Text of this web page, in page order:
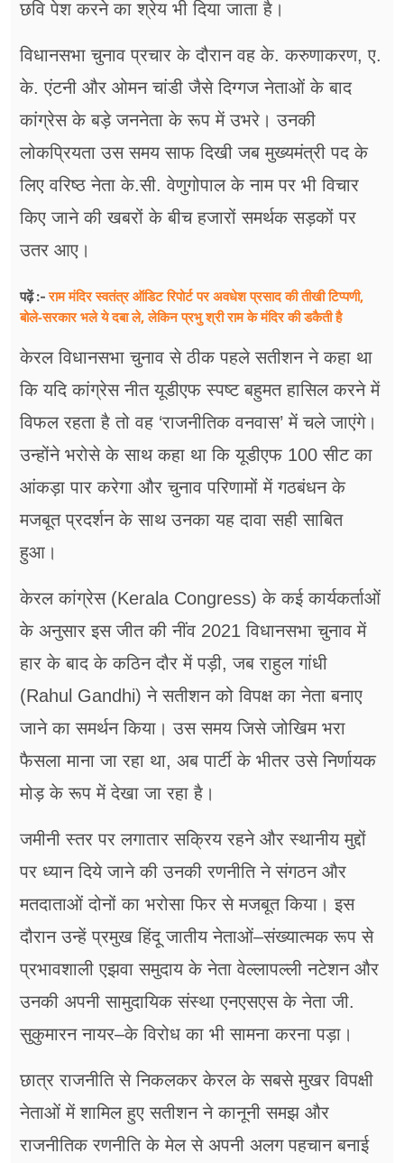
छवि पेश करने का श्रेय भी दिया जाता है।
विधानसभा चुनाव प्रचार के दौरान वह के. करुणाकरण, ए.
के. एंटनी और ओमन चांडी जैसे दिग्गज नेताओं के बाद
कांग्रेस के बड़े जननेता के रूप में उभरे। उनकी
लोकप्रियता उस समय साफ दिखी जब मुख्यमंत्री पद के
लिए वरिष्ठ नेता के.सी. वेणुगोपाल के नाम पर भी विचार
किए जाने की खबरों के बीच हजारों समर्थक सड़कों पर
उतर आए।
पढ़ें :-राम मंदिर स्वतंत्र ऑडिट रिपोर्ट पर अवधेश प्रसाद की तीखी टिप्पणी,
बोले-सरकार भले ये दबा ले, लेकिन प्रभु श्री राम के मंदिर की डकैती है
केरल विधानसभा चुनाव से ठीक पहले सतीशन ने कहा था
कि यदि कांग्रेस नीत यूडीएफ स्पष्ट बहुमत हासिल करने में
विफल रहता है तो वह ‘राजनीतिक वनवास’ में चले जाएंगे।
उन्होंने भरोसे के साथ कहा था कि यूडीएफ 100 सीट का
आंकड़ा पार करेगा और चुनाव परिणामों में गठबंधन के
मजबूत प्रदर्शन के साथ उनका यह दावा सही साबित
हुआ।
केरल कांग्रेस (Kerala Congress) के कई कार्यकर्ताओं
के अनुसार इस जीत की नींव 2021 विधानसभा चुनाव में
हार के बाद के कठिन दौर में पड़ी, जब राहुल गांधी
(Rahul Gandhi) ने सतीशन को विपक्ष का नेता बनाए
जाने का समर्थन किया। उस समय जिसे जोखिम भरा
फैसला माना जा रहा था, अब पार्टी के भीतर उसे निर्णायक
मोड़ के रूप में देखा जा रहा है।
जमीनी स्तर पर लगातार सक्रिय रहने और स्थानीय मुद्दों
पर ध्यान दिये जाने की उनकी रणनीति ने संगठन और
मतदाताओं दोनों का भरोसा फिर से मजबूत किया। इस
दौरान उन्हें प्रमुख हिंदू जातीय नेताओं–संख्यात्मक रूप से
प्रभावशाली एझवा समुदाय के नेता वेल्लापल्ली नटेशन और
उनकी अपनी सामुदायिक संस्था एनएसएस के नेता जी.
सुकुमारन नायर–के विरोध का भी सामना करना पड़ा।
छात्र राजनीति से निकलकर केरल के सबसे मुखर विपक्षी
नेताओं में शामिल हुए सतीशन ने कानूनी समझ और
राजनीतिक रणनीति के मेल से अपनी अलग पहचान बनाई